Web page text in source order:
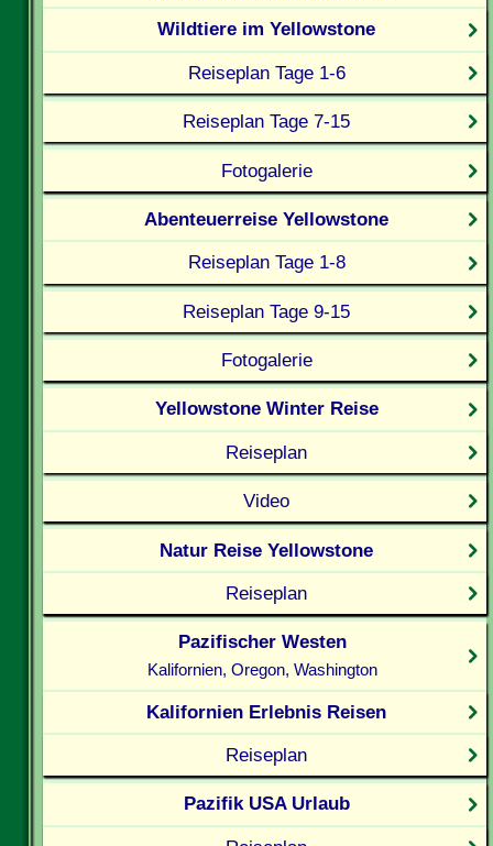
Wildtiere im Yellowstone
Reiseplan Tage 1-6
Reiseplan Tage 7-15
Fotogalerie
Abenteuerreise Yellowstone
Reiseplan Tage 1-8
Reiseplan Tage 9-15
Fotogalerie
Yellowstone Winter Reise
Reiseplan
Video
Natur Reise Yellowstone
Reiseplan
Pazifischer Westen
Kalifornien, Oregon, Washington
Kalifornien Erlebnis Reisen
Reiseplan
Pazifik USA Urlaub